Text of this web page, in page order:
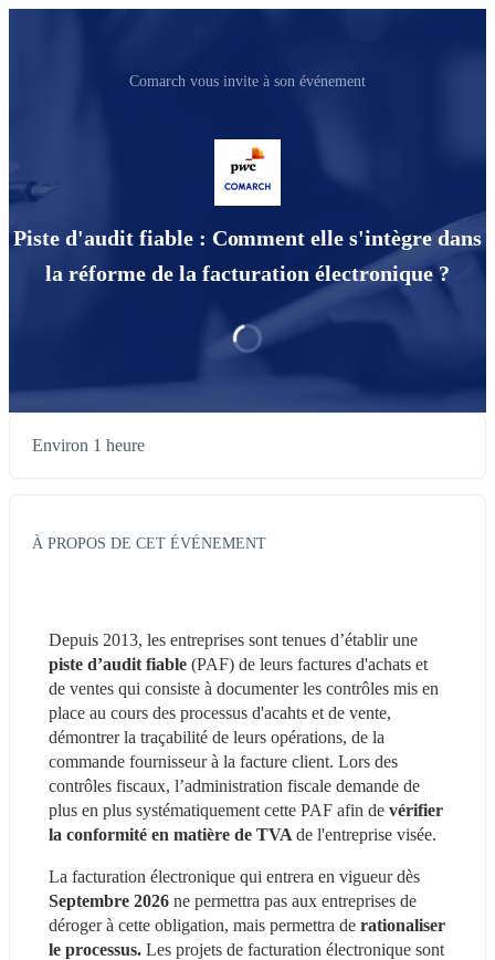
Comarch vous invite à son événement
Piste d'audit fiable : Comment elle s'intègre dans
la réforme de la facturation électronique ?
Environ 1 heure
À PROPOS DE CET ÉVÉNEMENT
piste d’audit fiable (PAF) de leurs factures d'achats et
de ventes qui consiste à documenter les contrôles mis en
place au cours des processus d'acahts et de vente,
démontrer la traçabilité de leurs opérations, de la
commande fournisseur à la facture client. Lors des
contrôles fiscaux, l’administration fiscale demande de
plus en plus systématiquement cette PAF afin de vérifier
la conformité en matière de TVA de l'entreprise visée.
Septembre 2026 ne permettra pas aux entreprises de
déroger à cette obligation, mais permettra de rationaliser
le processus. Les projets de facturation électronique sont